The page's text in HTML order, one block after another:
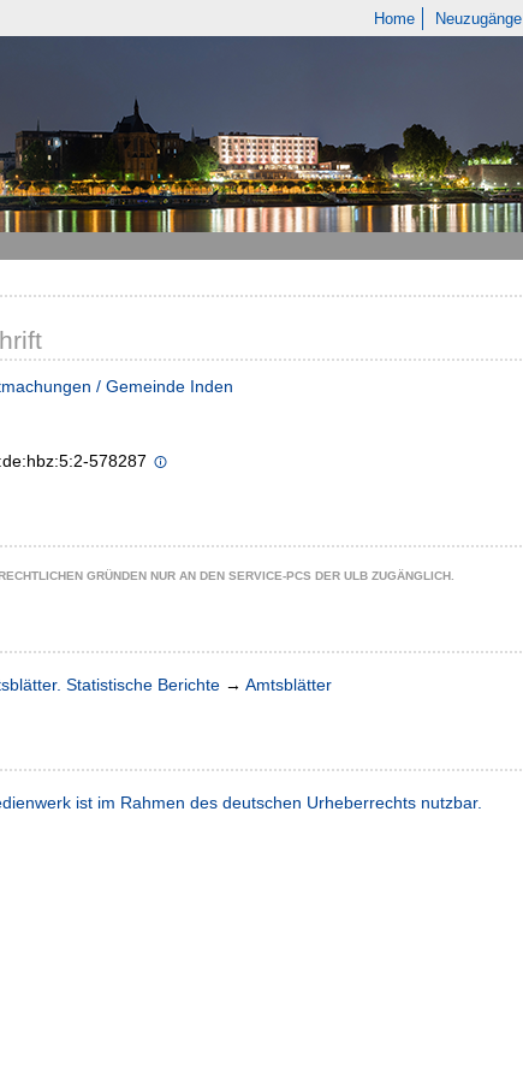
Home Neuzugänge
/ Gemeinde Inden
578287
GRÜNDEN NUR AN DEN SERVICE-PCS DER ULB ZUGÄNGLICH.
Statistische Berichte → Amtsblätter
ist im Rahmen des deutschen Urheberrechts nutzbar.